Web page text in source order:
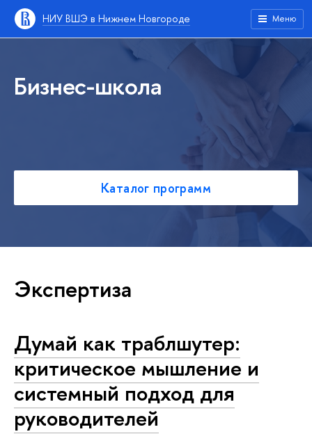
НИУ ВШЭ в Нижнем Новгороде Меню
Бизнес-школа
Каталог программ
Экспертиза
Думай как траблшутер:
критическое мышление и
системный подход для
руководителей